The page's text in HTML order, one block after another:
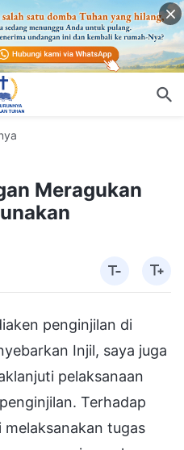
Meragukan
penginjilan di
Injil, saya juga
pelaksanaan
Terhadap
tugas